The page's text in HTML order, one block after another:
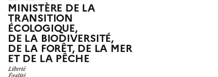
MINISTÈRE DE LA
TRANSITION
ÉCOLOGIQUE,
DE LA BIODIVERSITÉ,
DE LA FORÊT, DE LA MER
ET DE LA PÊCHE